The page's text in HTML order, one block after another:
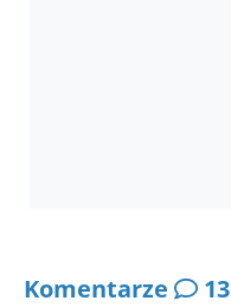
Komentarze 13